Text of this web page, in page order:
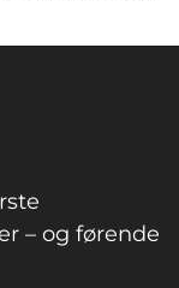
– og førende